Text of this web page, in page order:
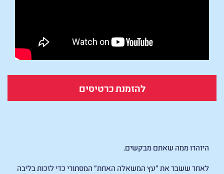
להזמנת כרטיסים
היזהרו ממה שאתם מבקשים.
לאחר ששבר את "עץ המשאלה האחת" המסתורי כדי לזכות בליבה